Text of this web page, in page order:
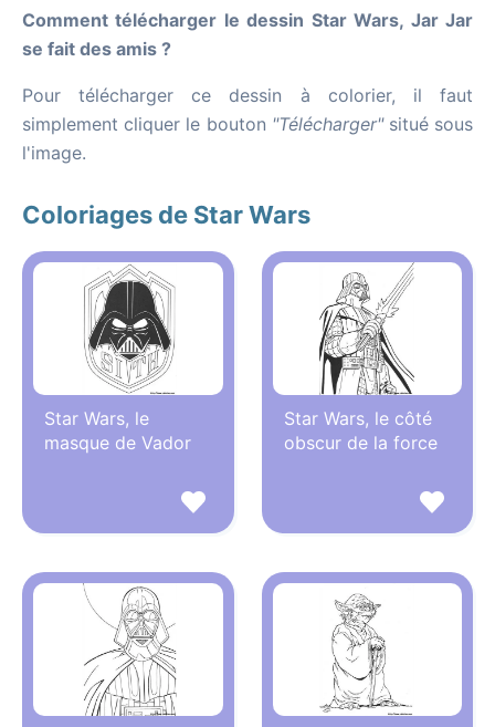
Comment télécharger le dessin Star Wars, Jar Jar
se fait des amis ?
Pour télécharger ce dessin à colorier, il faut
simplement cliquer le bouton "Télécharger"situé sous
l'image.
Coloriages de Star Wars
Star Wars, le
masque de Vador
Star Wars, le côté
obscur de la force